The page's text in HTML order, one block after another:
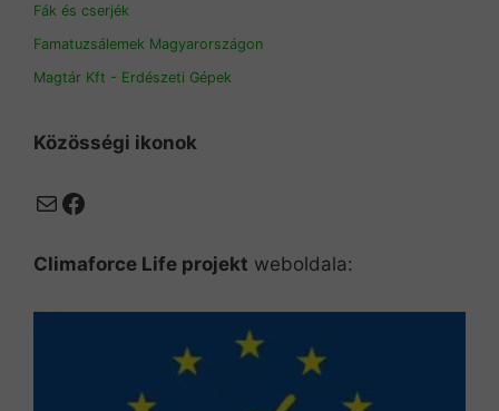
Fák és cserjék
Famatuzsálemek Magyarországon
Magtár Kft - Erdészeti Gépek
Közösségi ikonok
MailFacebook
Climaforce Life projekt weboldala: